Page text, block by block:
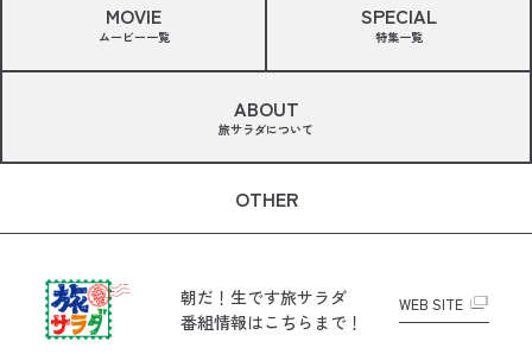
MOVIE
ムービー一覧
SPECIAL
特集一覧
ABOUT
旅サラダについて
OTHER
朝だ！生です旅サラダ
番組情報はこちらまで！
WEB SITE